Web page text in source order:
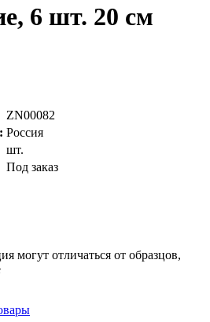
6 шт. 20 см
ZN00082
Россия
шт.
Под заказ
могут отличаться от образцов,